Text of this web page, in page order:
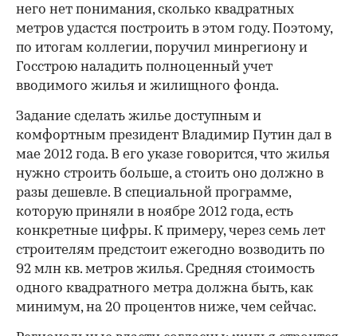
него нет понимания, сколько квадратных
метров удастся построить в этом году. Поэтому,
по итогам коллегии, поручил минрегиону и
Госстрою наладить полноценный учет
вводимого жилья и жилищного фонда.
Задание сделать жилье доступным и
комфортным президент Владимир Путин дал в
мае 2012 года. В его указе говорится, что жилья
нужно строить больше, а стоить оно должно в
разы дешевле. В специальной программе,
которую приняли в ноябре 2012 года, есть
конкретные цифры. К примеру, через семь лет
строителям предстоит ежегодно возводить по
92 млн кв. метров жилья. Средняя стоимость
одного квадратного метра должна быть, как
минимум, на 20 процентов ниже, чем сейчас.